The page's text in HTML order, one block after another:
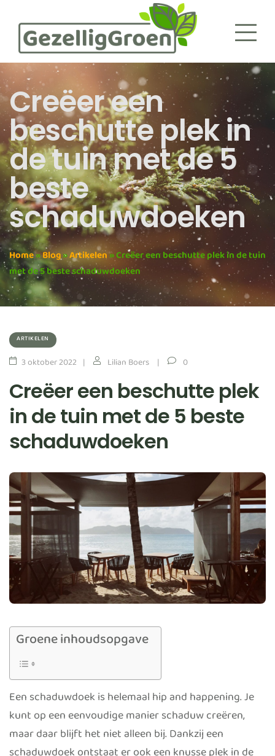
Creëer een
beschutte plek in
de tuin met de 5
beste
schaduwdoeken
Home»Blog»Artikelen»Creëer een beschutte plek in de tuin
met de 5 beste schaduwdoeken
ARTIKELEN
3 oktober 2022 Lilian Boers 0
Creëer een beschutte plek
in de tuin met de 5 beste
schaduwdoeken
Groene inhoudsopgave
Een schaduwdoek is helemaal hip and happening. Je
kunt op een eenvoudige manier schaduw creëren,
maar daar blijft het niet alleen bij. Dankzij een